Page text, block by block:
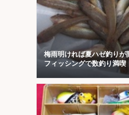
梅雨明ければ夏ハゼ釣りが
フィッシングで数釣り満喫